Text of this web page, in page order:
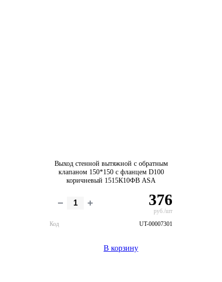
Выход стенной вытяжной с обратным
клапаном 150*150 с фланцем D100
коричневый 1515К10ФВ ASA
376
руб./шт
Код
UT-00007301
В корзину